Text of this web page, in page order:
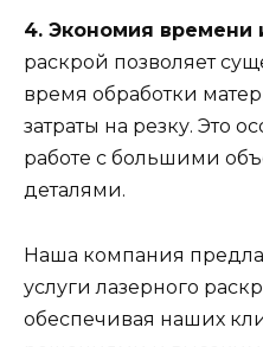
4. Экономия времени
раскрой позволяет
время обработки
затраты на резку. Это
работе с большими
деталями.
Наша компания
услуги лазерного
обеспечивая наших